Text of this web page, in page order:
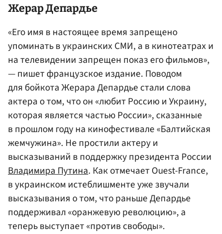
ЖерарДепардье
«Его имя в настоящее время запрещено
упоминать в украинских СМИ, а в кинотеатрах и
на телевидении запрещен показ его фильмов»,
— пишет французское издание. Поводом
для бойкота Жерара Депардье стали слова
актера о том, что он «любит Россию и Украину,
которая является частью России», сказанные
в прошлом году на кинофестивале «Балтийская
жемчужина». Не простили актеру и
высказываний в поддержку президента России
Владимира Путина. Как отмечает Ouest-France,
в украинском истеблишменте уже звучали
высказывания о том, что раньше Депардье
поддерживал «оранжевую революцию», а
теперь выступает «против свободы».